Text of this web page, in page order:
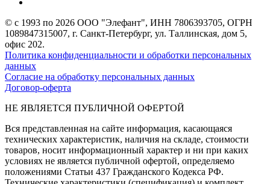
© с 1993 по 2026 ООО "Элефант", ИНН 7806393705, ОГРН
1089847315007, г. Санкт-Петербург, ул. Таллинская, дом 5,
офис 202.
Политика конфиденциальности и обработки персональных
данных
Согласие на обработку персональных данных
Договор-оферта
НЕ ЯВЛЯЕТСЯ ПУБЛИЧНОЙ ОФЕРТОЙ
Вся представленная на сайте информация, касающаяся
технических характеристик, наличия на складе, стоимости
товаров, носит информационный характер и ни при каких
условиях не является публичной офертой, определяемо
положениями Статьи 437 Гражданского Кодекса РФ.